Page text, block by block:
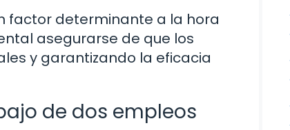
factor determinante a la hora
asegurarse de que los
y garantizando la eficacia
de dos empleos